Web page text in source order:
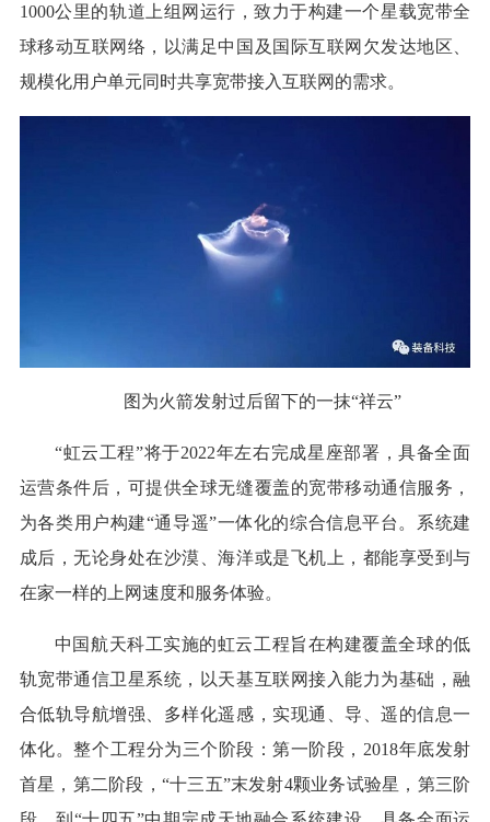
1000公里的轨道上组网运行，致力于构建一个星载宽带全
球移动互联网络，以满足中国及国际互联网欠发达地区、
规模化用户单元同时共享宽带接入互联网的需求。
图为火箭发射过后留下的一抹“祥云”
“虹云工程”将于2022年左右完成星座部署，具备全面
运营条件后，可提供全球无缝覆盖的宽带移动通信服务，
为各类用户构建“通导遥”一体化的综合信息平台。系统建
成后，无论身处在沙漠、海洋或是飞机上，都能享受到与
在家一样的上网速度和服务体验。
中国航天科工实施的虹云工程旨在构建覆盖全球的低
轨宽带通信卫星系统，以天基互联网接入能力为基础，融
合低轨导航增强、多样化遥感，实现通、导、遥的信息一
体化。整个工程分为三个阶段：第一阶段，2018年底发射
首星，第二阶段，“十三五”末发射4颗业务试验星，第三阶